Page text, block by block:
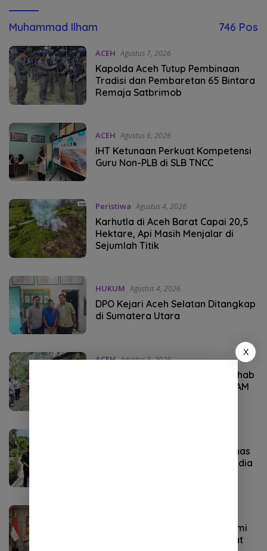
Muhammad Ilham 746 Pos
ACEH Agustus 7, 2026
Kapolda Aceh Tutup Pembinaan
Tradisi dan Pembaretan 65 Bintara
Remaja Satbrimob
ACEH Agustus 6, 2026
IHT Ketunaan Perkuat Kompetensi
Guru Non-PLB di SLB TNCC
Peristiwa Agustus 4, 2026
Karhutla di Aceh Barat Capai 20,5
Hektare, Api Masih Menjalar di
Sejumlah Titik
HUKUM Agustus 4, 2026
DPO Kejari Aceh Selatan Ditangkap
di Sumatera Utara
ACEH Agustus 3, 2026
Kapolres Aceh Selatan Janji Rehab
Rumah Janda Eks Kombatan GAM
Staf Khusus Wali Nanggroe Bahas
Penguatan Kerja Sama Aceh–India
Kapolda Aceh Terima Silaturahmi
Kasdam Iskandar Muda, Perkuat
X